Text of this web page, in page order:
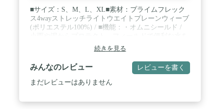
■サイズ：S、M、L、XL■素材：プライムフレック
ス4wayストレッチライトウエイトプレーンウィーブ
(ポリエステル100%) / ■機能：・オムニシールド /
はじき、汚れをガードする機能。・パッカブル / ポ
ケット内にウェア本体を小さく畳んで収納可能。シ
ューズの場合は専用の収納ケースが付属・4ウェイ
コンフォートストレッチ / 縦方向、横方向への伸縮
性があるモデル・プライムフレックス4wayストレッ
続きを見る
みんなのレビュー レビューを書く
まだレビューはありません